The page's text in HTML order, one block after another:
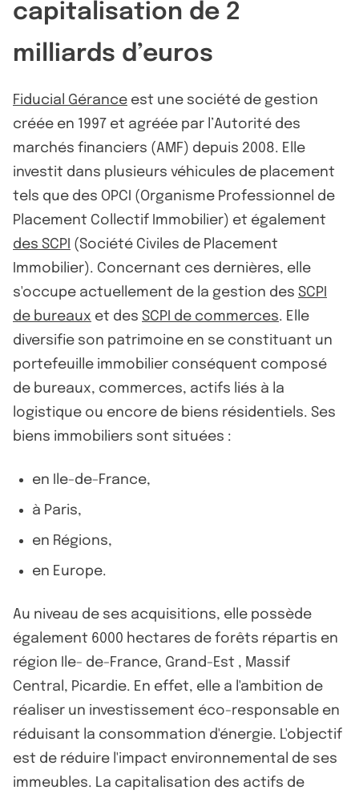
capitalisation de 2
milliards d’euros
Fiducial Gérance est une société de gestion
créée en 1997 et agréée par l’Autorité des
marchés financiers (AMF) depuis 2008. Elle
investit dans plusieurs véhicules de placement
tels que des OPCI (Organisme Professionnel de
Placement Collectif Immobilier) et également
des SCPI (Société Civiles de Placement
Immobilier). Concernant ces dernières, elle
s'occupe actuellement de la gestion des SCPI
de bureaux et des SCPI de commerces. Elle
diversifie son patrimoine en se constituant un
portefeuille immobilier conséquent composé
de bureaux, commerces, actifs liés à la
logistique ou encore de biens résidentiels. Ses
biens immobiliers sont situées :
en Ile-de-France,
à Paris,
en Régions,
en Europe.
Au niveau de ses acquisitions, elle possède
également 6000 hectares de forêts répartis en
région Ile- de-France, Grand-Est , Massif
Central, Picardie. En effet, elle a l'ambition de
réaliser un investissement éco-responsable en
réduisant la consommation d'énergie. L'objectif
est de réduire l'impact environnemental de ses
immeubles. La capitalisation des actifs de